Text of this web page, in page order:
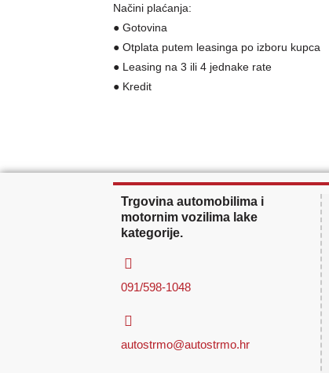
Načini plaćanja:
● Gotovina
● Otplata putem leasinga po izboru kupca
● Leasing na 3 ili 4 jednake rate
● Kredit
Trgovina automobilima i
motornim vozilima lake
kategorije.
091/598-1048
autostrmo@autostrmo.hr